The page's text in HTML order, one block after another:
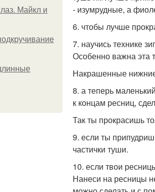
Майкл и
- изумрудные, а
6. чтобы лучше
7. научись технике
Особенно важна эта
Накрашенные
8. а теперь
к концам ресниц,
Так ты прокрасишь
9. если ты
частички туши.
10. если твои
Нанеси на ресницы